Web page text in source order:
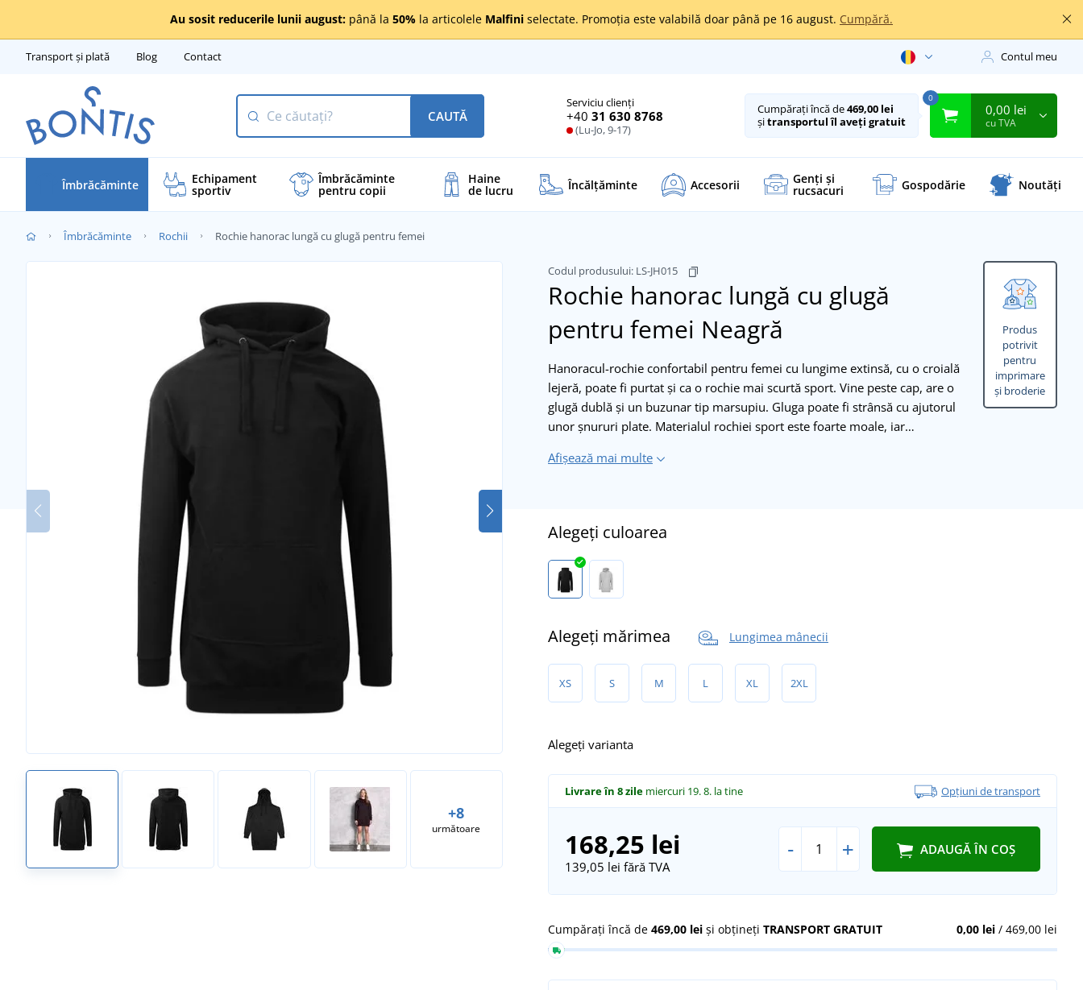
Au sosit reducerile lunii august: până la 50% la articolele Malfini selectate. Promoția este valabilă doar până pe 16 august. Cumpără.
Transport și plată Blog Contact Contul meu
Serviciu clienți
+40 31 630 8768
(Lu-Jo, 9-17)
CAUTĂ Cumpărați încă de469,00 lei
șitransportul îl aveți gratuit
0
0,00 lei
cu TVA
Îmbrăcăminte Echipament
sportiv
Îmbrăcăminte
pentru copii
Haine
de lucru Încălţăminte Accesorii Genți și
rucsacuri Gospodărie Noutăți
Îmbrăcăminte Rochii Rochie hanorac lungă cu glugă pentru femei
Produs
potrivit
pentru
imprimare
și broderie
Codul produsului: LS-JH015
Rochie hanorac lungă cu glugă
pentru femei Neagră
+8
următoare
Hanoracul-rochie confortabil pentru femei cu lungime extinsă, cu o croială
lejeră, poate fi purtat și ca o rochie mai scurtă sport. Vine peste cap, are o
glugă dublă și un buzunar tip marsupiu. Gluga poate fi strânsă cu ajutorul
unor șnururi plate. Materialul rochiei sport este foarte moale, iar…
Afișează mai multe
Alegeți culoarea
Alegeți mărimea Lungimea mânecii
XS S M L XL 2XL
Alegeți varianta
Livrare în 8 zile miercuri 19. 8. la tine Opțiuni de transport
168,25 lei
139,05 lei fără TVA
- + ADAUGĂ ÎN COȘ
0,00 lei/ 469,00 lei
Cumpărați încă de 469,00 lei și obțineți TRANSPORT GRATUIT